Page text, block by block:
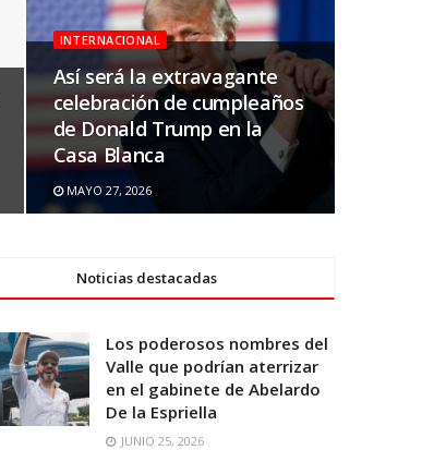
INTERNACIONAL
Así será la extravagante
celebración de cumpleaños
de Donald Trump en la
Casa Blanca
MAYO 27, 2026
Noticias destacadas
Los poderosos nombres del
Valle que podrían aterrizar
en el gabinete de Abelardo
De la Espriella
JUNIO 25, 2026